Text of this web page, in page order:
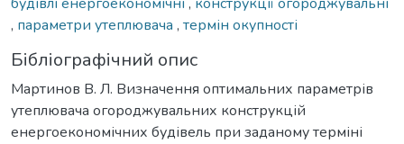
, параметри утеплювача , термін окупності
Бібліографічний опис
Мартинов В. Л. Визначення оптимальних параметрів
утеплювача огороджувальних конструкцій
енергоекономічних будівель при заданому терміні